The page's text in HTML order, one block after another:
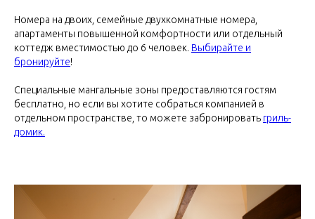
Номера на двоих, семейные двухкомнатные номера,
апартаменты повышенной комфортности или отдельный
коттедж вместимостью до 6 человек. Выбирайте и
бронируйте!
Специальные мангальные зоны предоставляются гостям
бесплатно, но если вы хотите собраться компанией в
отдельном пространстве, то можете забронировать гриль-
домик.